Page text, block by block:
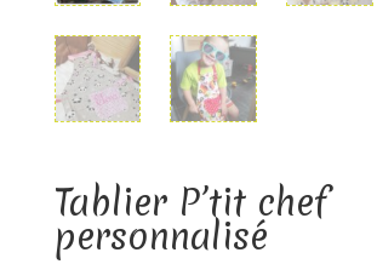
Tablier P’tit chef
personnalisé